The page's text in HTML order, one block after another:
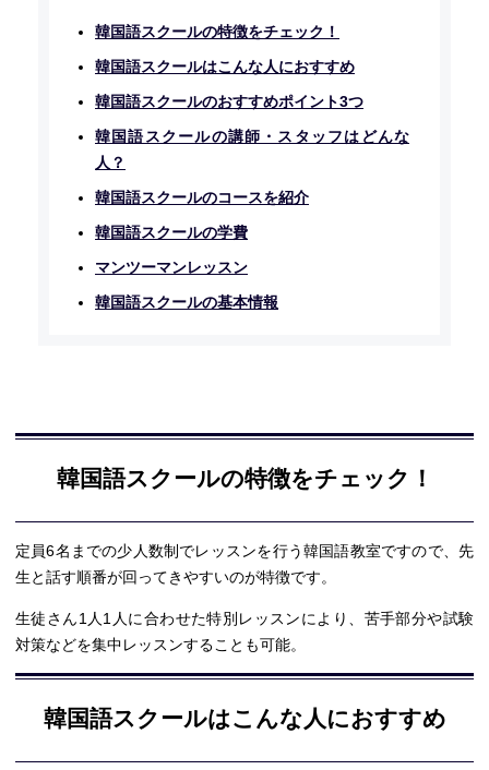
韓国語スクールの特徴をチェック！
韓国語スクールはこんな人におすすめ
韓国語スクールのおすすめポイント3つ
韓国語スクールの講師・スタッフはどんな
人？
韓国語スクールのコースを紹介
韓国語スクールの学費
マンツーマンレッスン
韓国語スクールの基本情報
韓国語スクールの特徴をチェック！
定員6名までの少人数制でレッスンを行う韓国語教室ですので、先
生と話す順番が回ってきやすいのが特徴です。
生徒さん1人1人に合わせた特別レッスンにより、苦手部分や試験
対策などを集中レッスンすることも可能。
韓国語スクールはこんな人におすすめ